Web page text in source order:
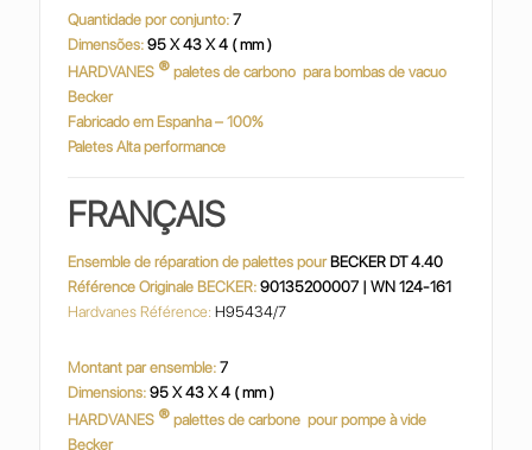
Quantidade por conjunto: 7
Dimensões:95 X 43 X 4 ( mm )
HARDVANES ® paletes de carbono para bombas de vacuo
Becker
Fabricado em Espanha – 100%
Paletes Alta performance
FRANÇAIS
Ensemble de réparation de palettes pour BECKER DT 4.40
Référence Originale BECKER: 90135200007 | WN 124-161
Hardvanes Référence: H95434/7
Montant par ensemble: 7
Dimensions:95 X 43 X 4 ( mm )
HARDVANES ® palettes de carbone pour pompe à vide
Becker